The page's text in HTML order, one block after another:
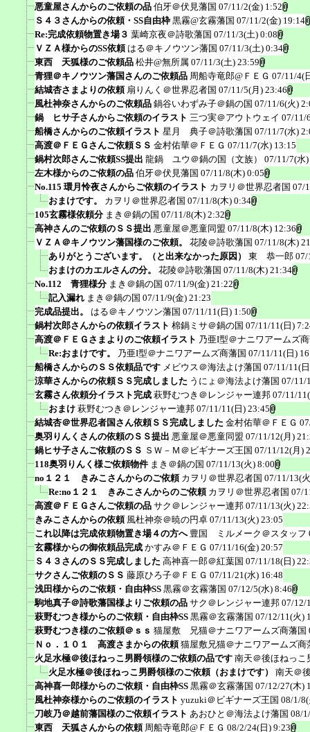
悪童屋さんからのご依頼の品 伯牙＠伏見藩国 07/11/2(金) 1:52
Ｓ４３さんからの依頼・SS自由枠 黒霧@玄霧藩国 07/11/2(金) 19:14
Re:完成依頼物置き場３ 葉崎京夜＠詩歌藩国 07/11/3(土) 0:08
ＶＺＡ様からのSS依頼 はる＠キノウツン藩国 07/11/3(土) 0:34
東西 天狐様のご依頼品 松井@無所属 07/11/3(土) 23:59
青狸＠キノウツン藩国さんのご依頼品 周船寺竜郎@ＦＥＧ 07/11/4(
結城杏さまよりの依頼 扇りんく＠世界忍者国 07/11/5(月) 23:46
風杜神奈さんからのご依頼品 鍋谷いわずみ子＠鍋の国 07/11/6(火)
鍋 ヒサ子さんからご依頼のイラスト 三つ実＠アウトウェイ 07/11/
船橋さんからのご依頼イラスト 星月 典子＠詩歌藩国 07/11/7(水)
高渡＠ＦＥＧさんご依頼ＳＳ 金村佑華＠ＦＥＧ 07/11/7(水) 13:15
鍋村次郎さんご依頼SS提出 龍鍋 ユウ＠鍋の国（文族）
07/11/7(水
左木様からのご依頼の品 伯牙＠伏見藩国 07/11/8(木) 0:05
No.115 環月怜夜さんからご依頼のイラスト カヲリ＠世界忍者国 07/
おまけです。
カヲリ＠世界忍者国 07/11/8(木) 0:34
105玄霧様依頼分 まき＠鍋の国 07/11/8(木) 2:32
高神さんのご依頼のＳＳ提出 悪童屋＠悪童同盟 07/11/8(木) 12:36
ＶＺＡ＠キノウツン藩国様のご依頼。
花陵＠詩歌藩国 07/11/8(木)
ありがとうございます。（と出来なかった原因）
東 恭一郎 07/
おまけのカエルさんの分。
花陵＠詩歌藩国 07/11/8(木) 21:34
No.112 青狸様分 まき＠鍋の国 07/11/9(金) 21:22
記入漏れ まき＠鍋の国 07/11/9(金) 21:23
完成品提出。
はる＠キノウツン藩国 07/11/11(日) 1:50
鍋村次郎さんからの依頼イラスト 棉鍋ミサ＠鍋の国 07/11/11(日)
高渡＠ＦＥＧさまよりのご依頼イラスト 乃亜I型＠ナニワアームズ
Re:おまけです。
乃亜I型＠ナニワアームズ商藩国 07/11/11(日)
船橋さんからのＳＳ依頼品です メビウス＠海法よけ藩国 07/11/11(
涼華さんからの依頼ＳＳ完成しました うにょ＠海法よけ藩国 07/11/
玄霧さん依頼分イラスト完成 萩野むつき＠レンジャー連邦 07/11/
おまけ 萩野むつき＠レンジャー連邦 07/11/11(日) 23:45
結城杏＠世界忍者国さん依頼ＳＳ完成しました 金村佑華＠ＦＥＧ
奥羽りんくさんの依頼のＳＳ提出 悪童屋＠悪童同盟 07/11/12(月)
鍋ヒサ子さんご依頼のＳＳ ＳＷ－Ｍ＠ビギナーズ王国 07/11/12(月)
118奥羽りんく様ご依頼物件 まき＠鍋の国 07/11/13(火) 8:00
no１２１ きみこさんからのご依頼 カヲリ＠世界忍者国 07/11/13(
Re:no１２１ きみこさんからのご依頼 カヲリ＠世界忍者国 07/
高渡＠ＦＥＧさんご依頼の品 サク＠レンジャー連邦 07/11/13(火)
きみこさんからの依頼 風杜神奈＠暁の円卓 07/11/13(火) 23:05
これ以降は完成依頼物置き場４の方へ 豊国 ミルメーク＠スタッフ
玄霧様からの御依頼品完成 かすみ＠ＦＥＧ 07/11/16(金) 20:57
Ｓ４３さんのＳＳ完成しました 高神喜一郎＠紅葉国 07/11/18(日)
サクさんご依頼のＳＳ 藤原ひろ子＠ＦＥＧ 07/11/21(水) 16:48
浅田様からのご依頼・自由枠SS 黒霧＠玄霧藩国 07/12/5(水) 8:46
駒地真子＠詩歌藩国様よりご依頼の品 サク＠レンジャー連邦 07/12/
萩野むつき様からのご依頼・自由枠SS 黒霧＠玄霧藩国 07/12/11(火)
萩野むつき様のご依頼＠ｓｓ 猫屋敷 兄猫＠ナニワアームズ商藩国
Ｎｏ．１０１ 高渡さまからの依頼 猫屋敷兄猫＠ナニワアームズ商
火足水極＠後ほねっこ男爵領様のご依頼の品です 南天＠後ほねっこ
火足水極＠後ほねっこ男爵領様のご依頼（おまけです）
南天＠
高神喜一郎様からのご依頼・自由枠SS 黒霧＠玄霧藩国 07/12/27(木)
風杜神奈様からのご依頼のイラスト yuzuki＠ビギナーズ王国 08/1/
刀岐乃＠越前藩国様のご依頼イラスト あおひと＠海法よけ藩国 08/
東西 天狐さんからの依頼 周船寺竜郎@ＦＥＧ 08/2/24(日) 9:23